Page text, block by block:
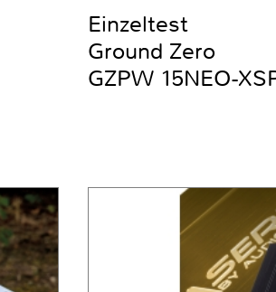
Einzeltest
Ground Zero
GZPW 15NEO-